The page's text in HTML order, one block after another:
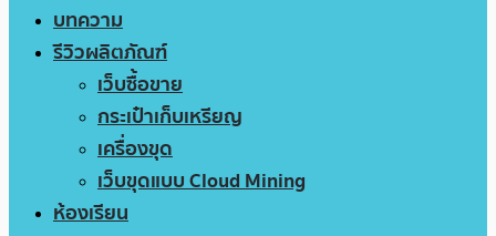
บทความ
รีวิวผลิตภัณฑ์
เว็บซื้อขาย
กระเป๋าเก็บเหรียญ
เครื่องขุด
เว็บขุดแบบ Cloud Mining
ห้องเรียน